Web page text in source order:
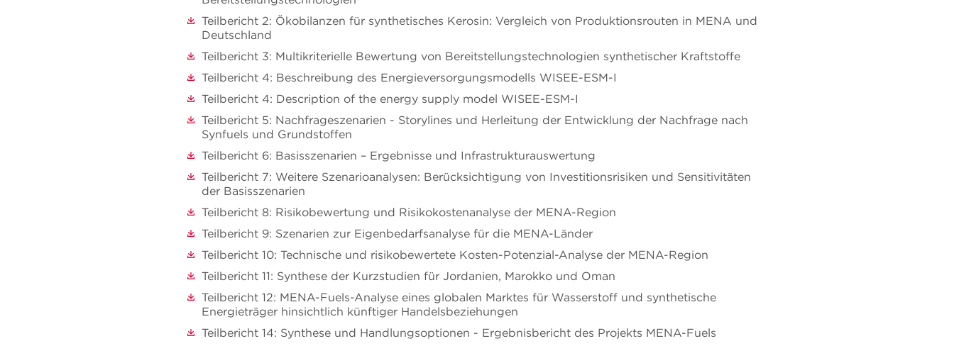
Teilbericht 2: Ökobilanzen für synthetisches Kerosin: Vergleich von Produktionsrouten in MENA und
Deutschland
Teilbericht 3: Multikriterielle Bewertung von Bereitstellungstechnologien synthetischer Kraftstoffe
Teilbericht 4: Beschreibung des Energieversorgungsmodells WISEE-ESM-I
Teilbericht 4: Description of the energy supply model WISEE-ESM-I
Teilbericht 5: Nachfrageszenarien - Storylines und Herleitung der Entwicklung der Nachfrage nach
Synfuels und Grundstoffen
Teilbericht 6: Basisszenarien – Ergebnisse und Infrastrukturauswertung
Teilbericht 7: Weitere Szenarioanalysen: Berücksichtigung von Investitionsrisiken und Sensitivitäten
der Basisszenarien
Teilbericht 8: Risikobewertung und Risikokostenanalyse der MENA-Region
Teilbericht 9: Szenarien zur Eigenbedarfsanalyse für die MENA-Länder
Teilbericht 10: Technische und risikobewertete Kosten-Potenzial-Analyse der MENA-Region
Teilbericht 11: Synthese der Kurzstudien für Jordanien, Marokko und Oman
Teilbericht 12: MENA-Fuels-Analyse eines globalen Marktes für Wasserstoff und synthetische
Energieträger hinsichtlich künftiger Handelsbeziehungen
Teilbericht 14: Synthese und Handlungsoptionen - Ergebnisbericht des Projekts MENA-Fuels